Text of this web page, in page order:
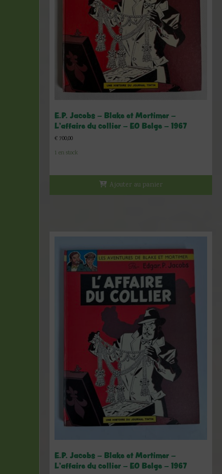
E.P. Jacobs – Blake et Mortimer –
L’affaire du collier – EO Belge – 1967
€ 700,00
1 en stock
Ajouter au panier
E.P. Jacobs – Blake et Mortimer –
L’affaire du collier – EO Belge – 1967